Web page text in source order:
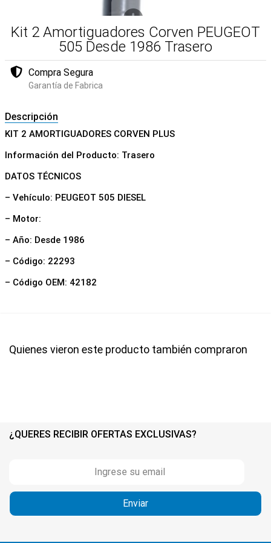
Kit 2 Amortiguadores Corven PEUGEOT
505 Desde 1986 Trasero
Compra Segura
Garantía de Fabrica
Descripción
KIT 2 AMORTIGUADORES CORVEN PLUS
Información del Producto: Trasero
DATOS TÉCNICOS
– Vehículo: PEUGEOT 505 DIESEL
– Motor:
– Año: Desde 1986
– Código: 22293
– Código OEM: 42182
Quienes vieron este producto también compraron
¿QUERES RECIBIR OFERTAS EXCLUSIVAS?